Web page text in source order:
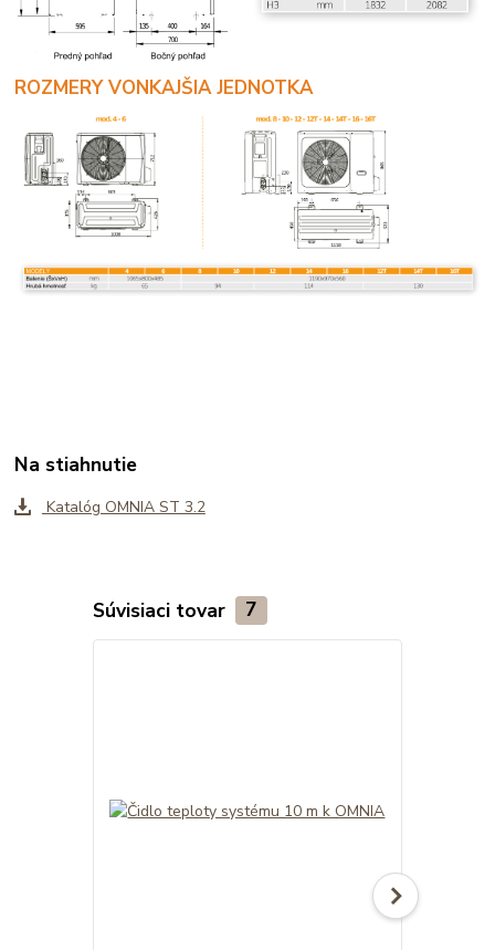
ROZMERY VONKAJŠIA JEDNOTKA
Na stiahnutie
Katalóg OMNIA ST 3.2
Súvisiaci tovar 7